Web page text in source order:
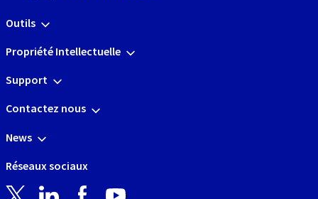
Outils
Propriété Intellectuelle
Support
Contactez nous
News
Réseaux sociaux